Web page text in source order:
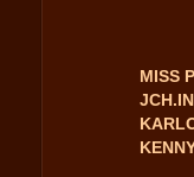
MISS